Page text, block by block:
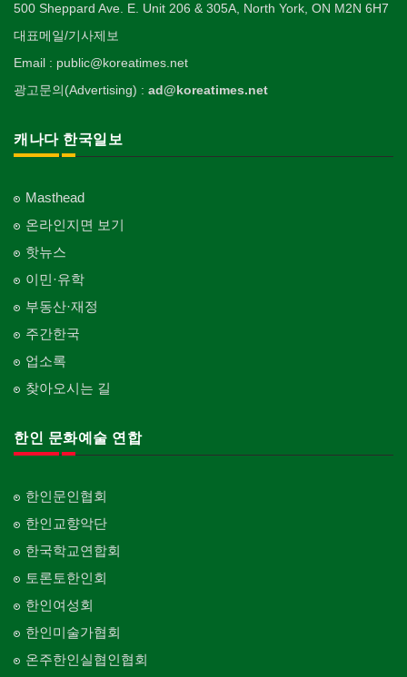
500 Sheppard Ave. E. Unit 206 & 305A, North York, ON M2N 6H7
대표메일/기사제보
Email : public@koreatimes.net
광고문의(Advertising) : ad@koreatimes.net
캐나다 한국일보
Masthead
온라인지면 보기
핫뉴스
이민·유학
부동산·재정
주간한국
업소록
찾아오시는 길
한인 문화예술 연합
한인문인협회
한인교향악단
한국학교연합회
토론토한인회
한인여성회
한인미술가협회
온주한인실협인협회